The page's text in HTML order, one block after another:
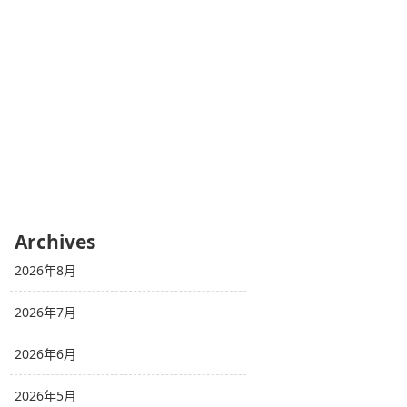
Archives
2026年8月
2026年7月
2026年6月
2026年5月